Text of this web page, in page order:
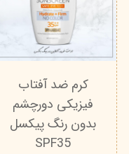
کرم ضد آفتاب
فیزیکی دورچشم
بدون رنگ پیکسل
SPF35